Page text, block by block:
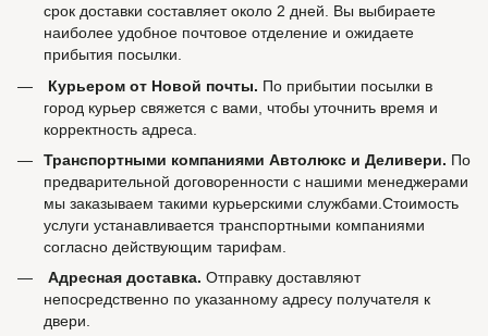
срок доставки составляет около 2 дней. Вы выбираете
наиболее удобное почтовое отделение и ожидаете
прибытия посылки.
Курьером от Новой почты. По прибытии посылки в
город курьер свяжется с вами, чтобы уточнить время и
корректность адреса.
Транспортными компаниями Автолюкс и Деливери. По
предварительной договоренности с нашими менеджерами
мы заказываем такими курьерскими службами.Стоимость
услуги устанавливается транспортными компаниями
согласно действующим тарифам.
Адресная доставка. Отправку доставляют
непосредственно по указанному адресу получателя к
двери.